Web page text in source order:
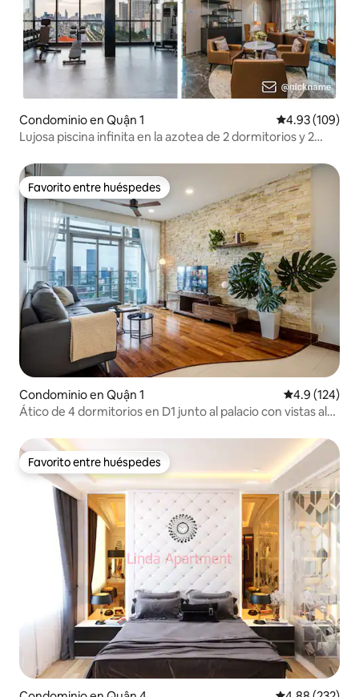
Condominio en Quận 1 Calificación
4.93 (109)
Lujosa piscina infinita en la azotea de 2 dormitorios y 2
Favorito entre huéspedes
Favorito entre huéspedes
Condominio en Quận 1 Calificación
4.9 (124)
Ático de 4 dormitorios en D1 junto al palacio con vistas al
Favorito entre huéspedes
Favorito entre huéspedes